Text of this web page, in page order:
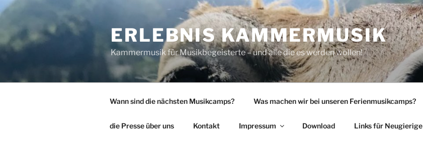
Zum
Inhalt
springen
ERLEBNIS KAMMERMUSIK
Kammermusik für Musikbegeisterte – und alle die es werden wollen!
Wann sind die nächsten Musikcamps? Was machen wir bei unseren Ferienmusikcamps?
die Presse über uns Kontakt Impressum Download Links für Neugierige